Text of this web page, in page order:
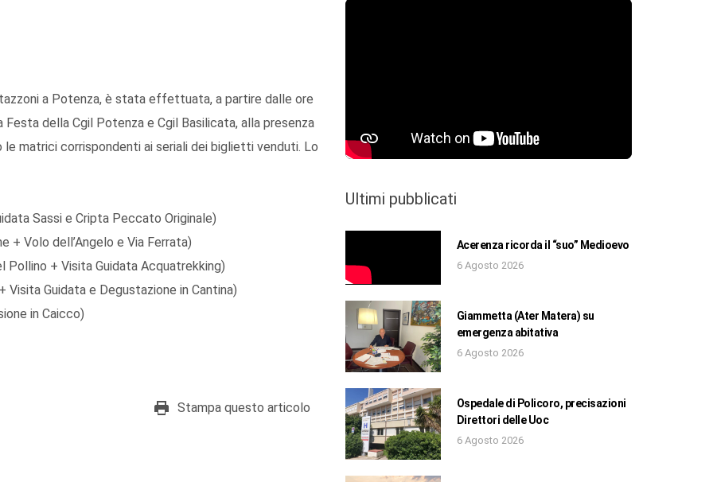
a Potenza, è stata effettuata, a partire dalle ore
della Cgil Potenza e Cgil Basilicata, alla presenza
matrici corrispondenti ai seriali dei biglietti venduti. Lo
Sassi e Cripta Peccato Originale)
+ Volo dell’Angelo e Via Ferrata)
Pollino + Visita Guidata Acquatrekking)
Guidata e Degustazione in Cantina)
in Caicco)
Stampa questo articolo
Ultimi pubblicati
Acerenza ricorda il “suo” Medioevo
6 Agosto 2026
Giammetta (Ater Matera) su
emergenza abitativa
6 Agosto 2026
Ospedale di Policoro, precisazioni
Direttori delle Uoc
6 Agosto 2026